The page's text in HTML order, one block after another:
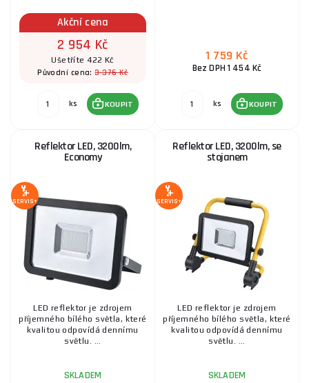
Akční cena
2 954 Kč
Ušetříte 422 Kč
Původní cena:3 376 Kč
ks KOUPIT
1 759 Kč
Bez DPH 1 454 Kč
ks KOUPIT
Reflektor LED, 3200lm,
Economy
SERVIS+
LED reflektor je zdrojem
příjemného bílého světla, které
kvalitou odpovídá dennímu
světlu. ...
SKLADEM
Reflektor LED, 3200lm, se
stojanem
SERVIS+
LED reflektor je zdrojem
příjemného bílého světla, které
kvalitou odpovídá dennímu
světlu. ...
SKLADEM